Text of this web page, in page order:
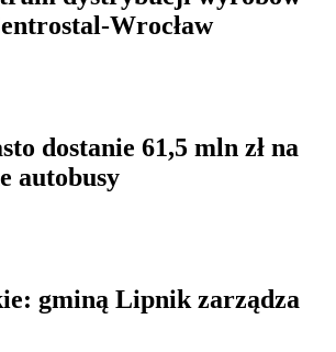
Wrocław
dostanie 61,5 mln zł na
autobusy
gminą Lipnik zarządza